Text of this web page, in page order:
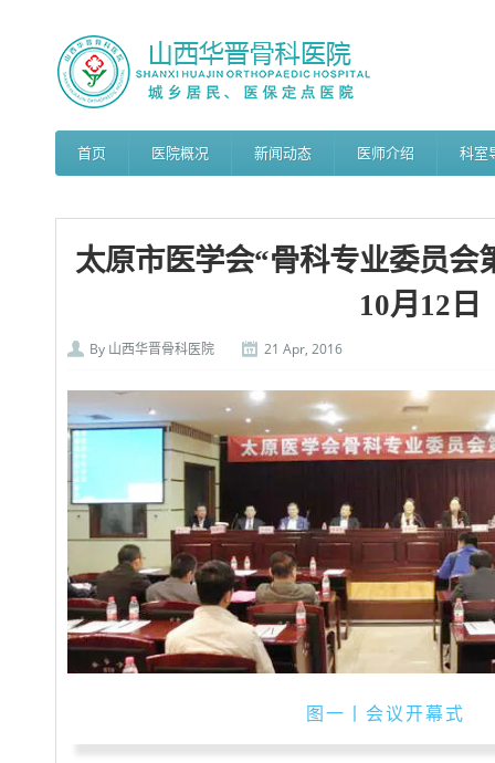
首页 医院概况 新闻动态 医师介绍 科室
太原市医学会“骨科专业委员会
10月12日
By 山西华晋骨科医院 21 Apr, 2016
图一丨会议开幕式